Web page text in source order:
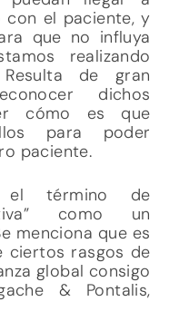
el paciente, y
que no influya
realizando
de gran
dichos
cómo es que
para poder
paciente.
el término de
como un
menciona que es
ciertos rasgos de
global consigo
& Pontalis,